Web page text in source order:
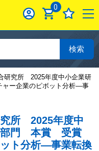
0
検索
研究所 2025年度中小企業研
ー企業のピボット分析―事
究所 2025年度中
部門 本賞 受賞
ット分析―事業転換